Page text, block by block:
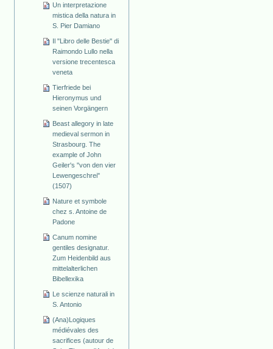
Un interpretazione
mistica della natura in
S. Pier Damiano
Il "Libro delle Bestie" di
Raimondo Lullo nella
versione trecentesca
veneta
Tierfriede bei
Hieronymus und
seinen Vorgängern
Beast allegory in late
medieval sermon in
Strasbourg. The
example of John
Geiler's "von den vier
Lewengeschrei"
(1507)
Nature et symbole
chez s. Antoine de
Padone
Canum nomine
gentiles designatur.
Zum Heidenbild aus
mittelalterlichen
Bibellexika
Le scienze naturali in
S. Antonio
(Ana)Logiques
médiévales des
sacrifices (autour de